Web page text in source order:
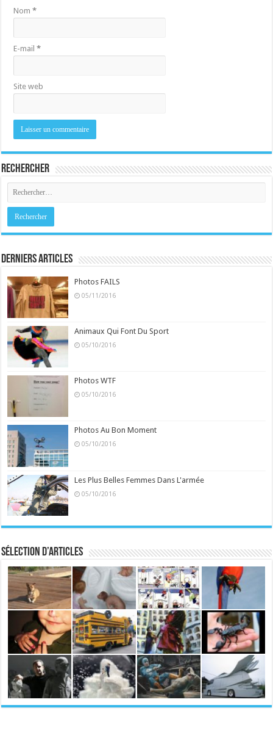
Nom*
E-mail*
Site web
Rechercher
Derniers Articles
Photos FAILS
05/11/2016
Animaux Qui Font Du Sport
05/10/2016
Photos WTF
05/10/2016
Photos Au Bon Moment
05/10/2016
Les Plus Belles Femmes Dans L'armée
05/10/2016
Sélection d’articles